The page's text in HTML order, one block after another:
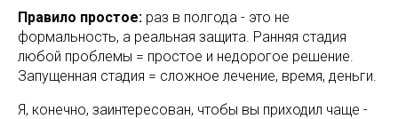
Правило простое: раз в полгода - это не
формальность, а реальная защита. Ранняя стадия
любой проблемы = простое и недорогое решение.
Запущенная стадия = сложное лечение, время, деньги.
Я, конечно, заинтересован, чтобы вы приходил чаще -